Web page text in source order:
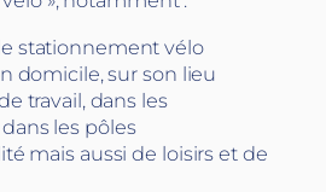
stationnement vélo
domicile, sur son lieu
travail, dans les
les pôles
mais aussi de loisirs et de